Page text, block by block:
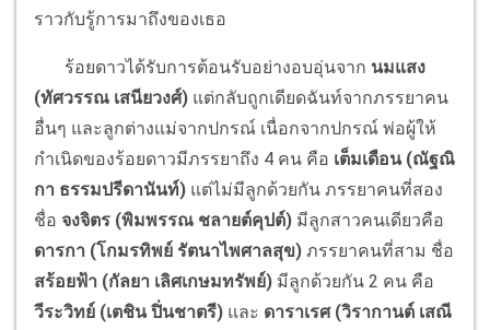
ราวกับรู้การมาถึงของเธอ
ร้อยดาวได้รับการต้อนรับอย่างอบอุ่นจาก นมแสง
(ทัศวรรณ เสนียวงศ์) แต่กลับถูกเดียดฉันท์จากภรรยาคน
อื่นๆ และลูกต่างแม่จากปกรณ์ เนื่อกจากปกรณ์ พ่อผู้ให้
กำเนิดของร้อยดาวมีภรรยาถึง 4 คน คือ เต็มเดือน (ณัฐณิ
กา ธรรมปรีดานันท์) แต่ไม่มีลูกด้วยกัน ภรรยาคนที่สอง
ชื่อ จงจิตร (พิมพรรณ ชลายต์คุปต์) มีลูกสาวคนเดียวคือ
ดารกา (โกมรทิพย์ รัตนาไพศาลสุข) ภรรยาคนที่สาม ชื่อ
สร้อยฟ้า (กัลยา เลิศเกษมทรัพย์) มีลูกด้วยกัน 2 คน คือ
วีระวิทย์ (เตชิน ปิ่นชาตรี) และ ดาราเรศ (วิรากานต์ เสณี